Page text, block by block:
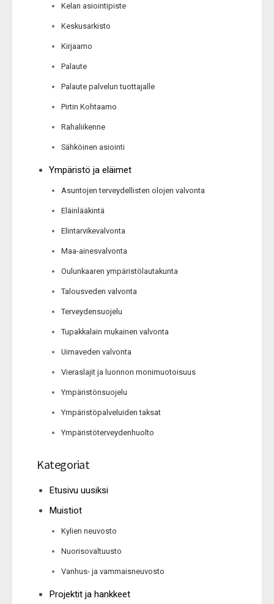
Kelan asiointipiste
Keskusarkisto
Kirjaamo
Palaute
Palaute palvelun tuottajalle
Pirtin Kohtaamo
Rahaliikenne
Sähköinen asiointi
Ympäristö ja eläimet
Asuntojen terveydellisten olojen valvonta
Eläinlääkintä
Elintarvikevalvonta
Maa-ainesvalvonta
Oulunkaaren ympäristölautakunta
Talousveden valvonta
Terveydensuojelu
Tupakkalain mukainen valvonta
Uimaveden valvonta
Vieraslajit ja luonnon monimuotoisuus
Ympäristönsuojelu
Ympäristöpalveluiden taksat
Ympäristöterveydenhuolto
Kategoriat
Etusivu uusiksi
Muistiot
Kylien neuvosto
Nuorisovaltuusto
Vanhus- ja vammaisneuvosto
Projektit ja hankkeet